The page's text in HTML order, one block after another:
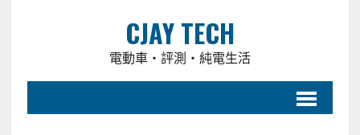
CJAY TECH
電動車・評測・純電生活